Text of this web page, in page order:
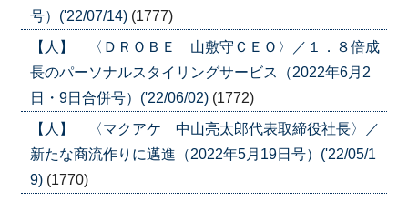
号）('22/07/14) (1777)
【人】 〈ＤＲＯＢＥ 山敷守ＣＥＯ〉／１．８倍成
長のパーソナルスタイリングサービス（2022年6月2
日・9日合併号）('22/06/02) (1772)
【人】 〈マクアケ 中山亮太郎代表取締役社長〉／
新たな商流作りに邁進（2022年5月19日号）('22/05/1
9) (1770)